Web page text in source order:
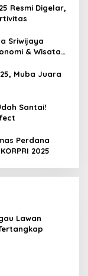
Resmi Digelar,
Sriwijaya
& Wisata
Muba Juara
Santai!
Perdana
2025
Lawan